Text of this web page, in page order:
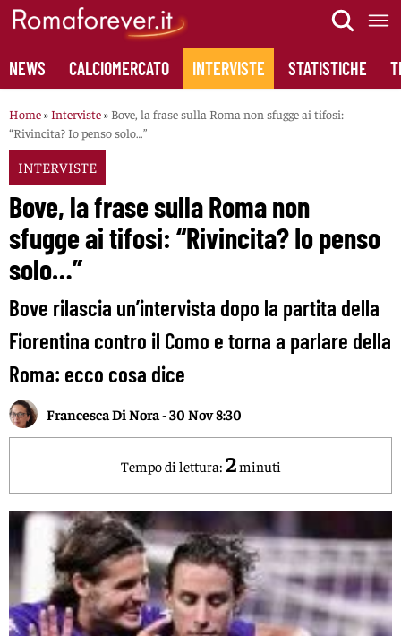
Skip
content
NEWS CALCIOMERCATO INTERVISTE STATISTICHE
Home»Interviste» Bove, la frase sulla Roma non sfugge ai tifosi:
“Rivincita? Io penso solo…”
INTERVISTE
Bove, la frase sulla Roma non
sfugge ai tifosi: “Rivincita? Io penso
solo…”
Bove rilascia un’intervista dopo la partita della
Fiorentina contro il Como e torna a parlare della
Roma: ecco cosa dice
Francesca Di Nora -30 Nov 8:30
Tempo di lettura: 2minuti